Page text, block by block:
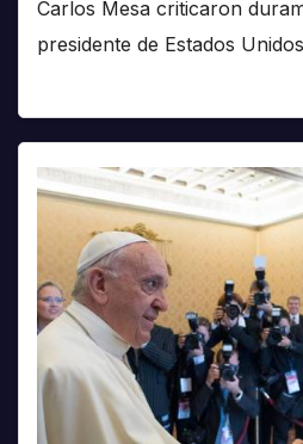
Carlos Mesa criticaron
presidente de Estados